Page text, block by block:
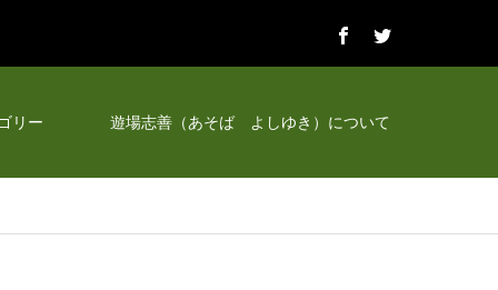
リー 遊場志善（あそば よしゆき）について